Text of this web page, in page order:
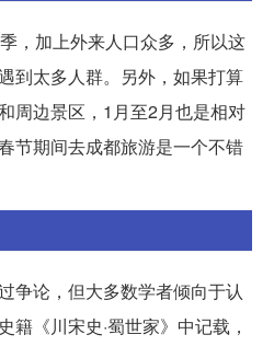
，加上外来人口众多，所以这
到太多人群。另外，如果打算
周边景区，1月至2月也是相对
节期间去成都旅游是一个不错
争论，但大多数学者倾向于认
籍《川宋史·蜀世家》中记载，